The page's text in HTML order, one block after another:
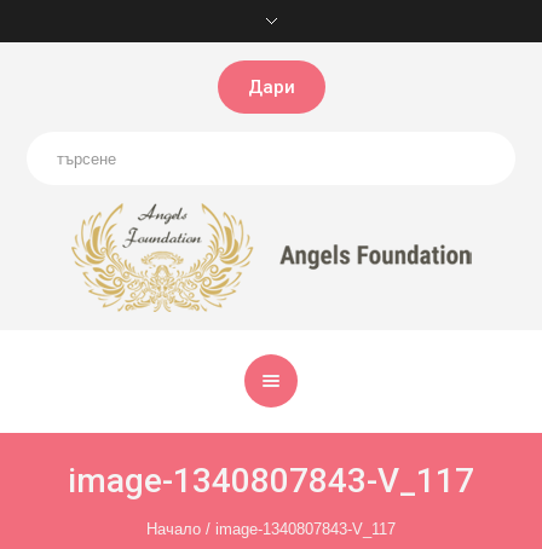
Дари
image-1340807843-V_117
Начало / image-1340807843-V_117